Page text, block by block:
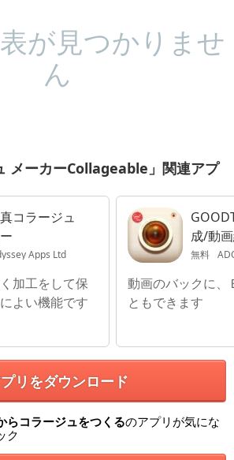
が見つかりませ
ん
メーカーCollageable」関連アプ
コラージュ
Apps Ltd
加工をして保
よい機能です
成/動
工/動
無料
動画のバックに、
ともできます
リをダウンロード
らコラージュをつくるのアプリが気にな
ク